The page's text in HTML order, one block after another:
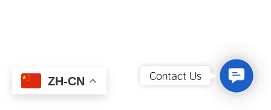
ZH-CN
Contact
Contact Us